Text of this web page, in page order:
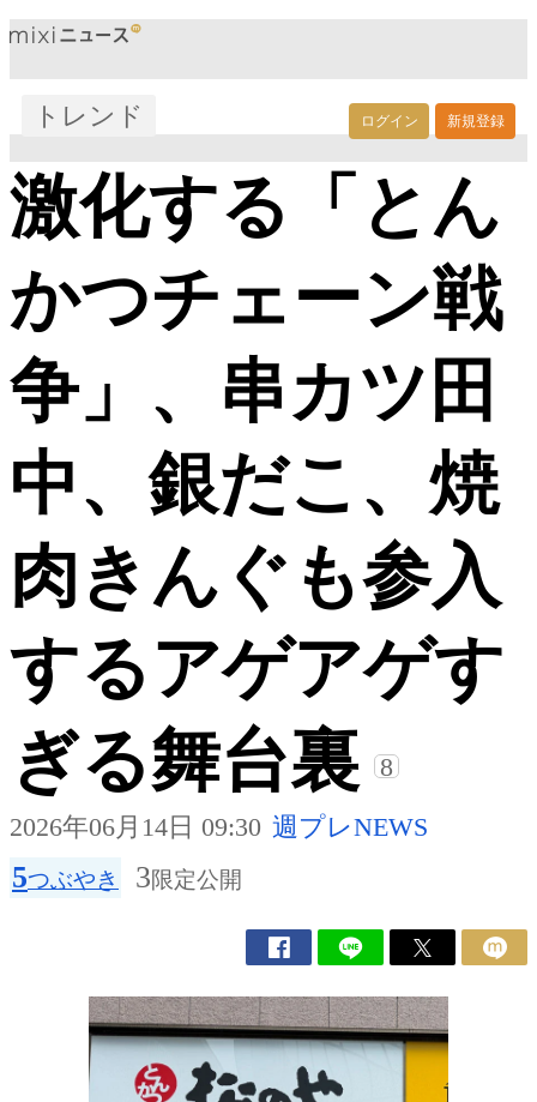
ログイン 新規登録
トレンド
激化する「とん
かつチェーン戦
争」、串カツ田
中、銀だこ、焼
肉きんぐも参入
するアゲアゲす
ぎる舞台裏
8
2026年06月14日 09:30 週プレNEWS
5つぶやき 3限定公開